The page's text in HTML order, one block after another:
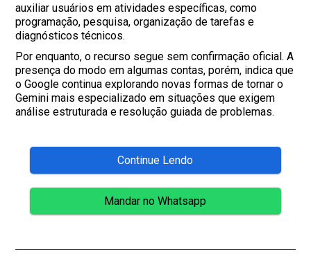
auxiliar usuários em atividades específicas, como
programação, pesquisa, organização de tarefas e
diagnósticos técnicos.
Por enquanto, o recurso segue sem confirmação oficial. A
presença do modo em algumas contas, porém, indica que
o Google continua explorando novas formas de tornar o
Gemini mais especializado em situações que exigem
análise estruturada e resolução guiada de problemas.
Continue Lendo
Mandar no Whatsapp